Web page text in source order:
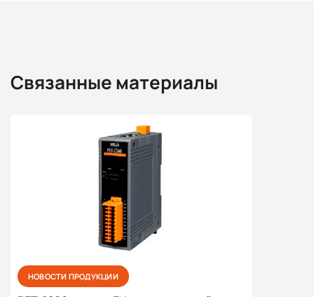
Связанные материалы
НОВОСТИ ПРОДУКЦИИ